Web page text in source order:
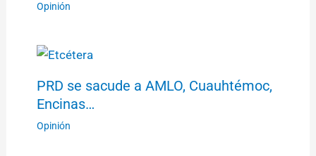
Opinión
PRD se sacude a AMLO, Cuauhtémoc,
Encinas…
Opinión